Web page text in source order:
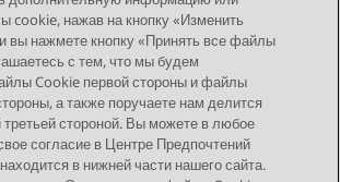
тема Следующая тема
cookie, нажав на кнопку «Изменить
вы нажмете кнопку «Принять все файлы
с тем, что мы будем
Cookie первой стороны и файлы
а также поручаете нам делится
стороной. Вы можете в любое
согласие в Центре Предпочтений
в нижней части нашего сайта.